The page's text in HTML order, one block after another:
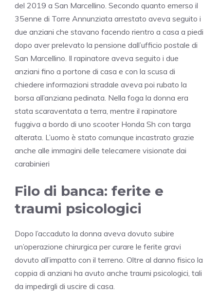
del 2019 a San Marcellino. Secondo quanto emerso il
35enne di Torre Annunziata arrestato aveva seguito i
due anziani che stavano facendo rientro a casa a piedi
dopo aver prelevato la pensione dall’ufficio postale di
San Marcellino. Il rapinatore aveva seguito i due
anziani fino a portone di casa e con la scusa di
chiedere informazioni stradale aveva poi rubato la
borsa all’anziana pedinata. Nella foga la donna era
stata scaraventata a terra, mentre il rapinatore
fuggiva a bordo di uno scooter Honda Sh con targa
alterata. L’uomo è stato comunque incastrato grazie
anche alle immagini delle telecamere visionate dai
carabinieri
Filo di banca: ferite e
traumi psicologici
Dopo l’accaduto la donna aveva dovuto subire
un’operazione chirurgica per curare le ferite gravi
dovuto all’impatto con il terreno. Oltre al danno fisico la
coppia di anziani ha avuto anche traumi psicologici, tali
da impedirgli di uscire di casa.